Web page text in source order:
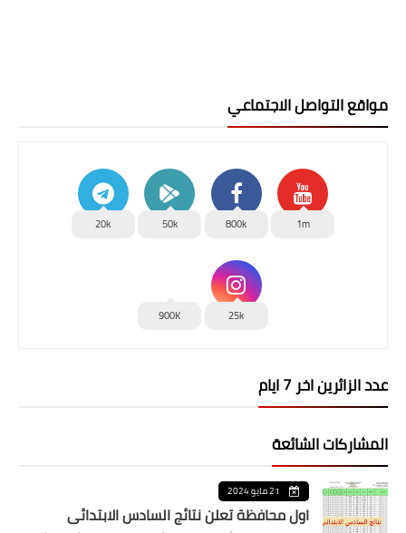
مواقع التواصل الاجتماعي
1m
800k
50k
20k
25k
900K
عدد الزائرين اخر 7 ايام
المشاركات الشائعة
21 مايو 2024
اول محافظة تعلن نتائج السادس الابتدائي